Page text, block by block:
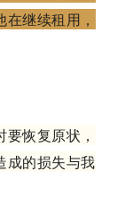
继续租用，
恢复原状，
成的损失与我